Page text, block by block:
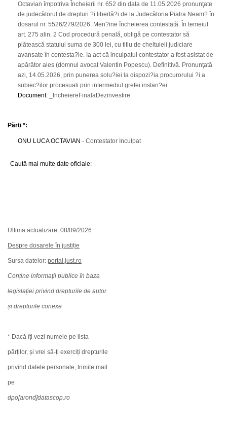
Octavian împotriva Încheierii nr. 652 din data de 11.05.2026 pronunţate
de judecătorul de drepturi ?i libertă?i de la Judecătoria Piatra Neam? în
dosarul nr. 5526/279/2026. Men?ine încheierea contestată. În temeiul
art. 275 alin. 2 Cod procedură penală, obligă pe contestator să
plătească statului suma de 300 lei, cu titlu de cheltuieli judiciare
avansate în contesta?ie. Ia act că inculpatul contestator a fost asistat de
apărător ales (domnul avocat Valentin Popescu). Definitivă. Pronunţată
azi, 14.05.2026, prin punerea solu?iei la dispozi?ia procurorului ?i a
subiec?ilor procesuali prin intermediul grefei instan?ei.
Document: _IncheiereFinalaDezinvestire
Părți *:
ONU LUCA OCTAVIAN - Contestator Inculpat
Caută mai multe date oficiale:
Ultima actualizare: 08/09/2026
Despre dosarele în justiție
Sursa datelor: portal.just.ro
Conține informații publice în baza
legislației privind drepturile de autor
și drepturile conexe
* Dacă îți vezi numele pe lista
părților, și vrei să-ți exerciți drepturile
privind datele personale, trimite mail
pe
dpo[arond]datascop.ro